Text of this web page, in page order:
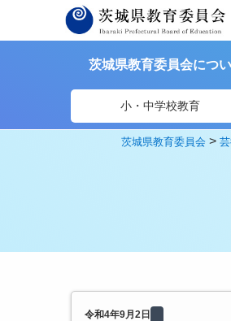
茨城県教育委員会につ
小・中学校教育
茨城県教育委員会 >
令和4年9月2日